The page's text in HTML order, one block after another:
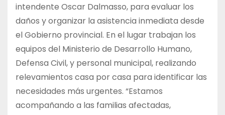
intendente Oscar Dalmasso, para evaluar los
daños y organizar la asistencia inmediata desde
el Gobierno provincial. En el lugar trabajan los
equipos del Ministerio de Desarrollo Humano,
Defensa Civil, y personal municipal, realizando
relevamientos casa por casa para identificar las
necesidades más urgentes. “Estamos
acompañando a las familias afectadas,